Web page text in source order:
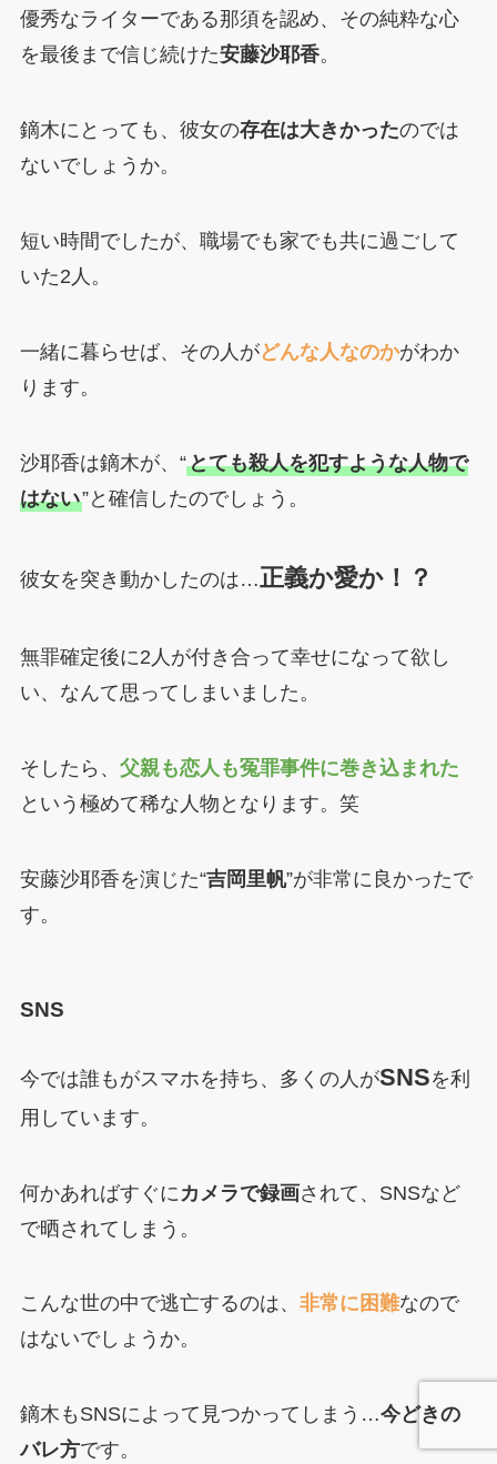
優秀なライターである那須を認め、その純粋な心
を最後まで信じ続けた安藤沙耶香。
鏑木にとっても、彼女の存在は大きかったのでは
ないでしょうか。
短い時間でしたが、職場でも家でも共に過ごして
いた2人。
一緒に暮らせば、その人がどんな人なのかがわか
ります。
沙耶香は鏑木が、“とても殺人を犯すような人物で
はない”と確信したのでしょう。
彼女を突き動かしたのは…正義か愛か！？
無罪確定後に2人が付き合って幸せになって欲し
い、なんて思ってしまいました。
そしたら、 父親も恋人も冤罪事件に巻き込まれた
という極めて稀な人物となります。笑
安藤沙耶香を演じた“吉岡里帆”が非常に良かったで
す。
SNS
今では誰もがスマホを持ち、多くの人がSNSを利
用しています。
何かあればすぐに カメラで録画されて、SNSなど
で晒されてしまう。
こんな世の中で逃亡するのは、 非常に困難なので
はないでしょうか。
鏑木もSNSによって見つかってしまう…今どきの
バレ方です。